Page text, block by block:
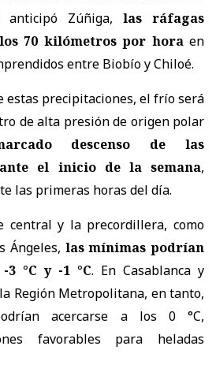
anticipó Zúñiga, las ráfagas
70 kilómetros por horaen
entre Biobío y Chiloé.
estas precipitaciones, el frío será
de alta presión de origen polar
descenso de las
el inicio de la semana,
las primeras horas del día.
central y la precordillera, como
Ángeles, las mínimas podrían
°C y -1 °C. En Casablanca y
Región Metropolitana, en tanto,
acercarse a los 0 °C,
favorables para heladas